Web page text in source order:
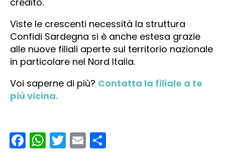
Viste le crescenti necessità la struttura
Confidi Sardegna si è anche estesa grazie
alle nuove filiali aperte sul territorio nazionale
in particolare nel Nord Italia.
Voi saperne di più? Contatta la filiale a te
più vicina.
Facebook
WhatsApp
Twitter
Email